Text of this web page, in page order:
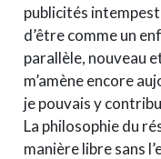
publicités
d’être comme un
parallèle, nouveau
m’amène encore
je pouvais y
La philosophie du
manière libre sans